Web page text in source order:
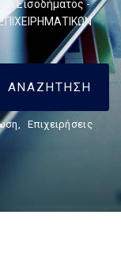
Εισοδήματος -
, Επιχειρήσεις